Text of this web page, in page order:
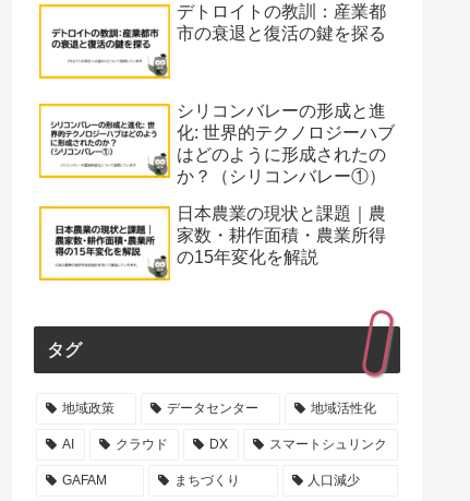
デトロイトの教訓：産業都
市の衰退と復活の鍵を探る
シリコンバレーの形成と進
化: 世界的テクノロジーハブ
はどのように形成されたの
か？（シリコンバレー①）
日本農業の現状と課題｜農
家数・耕作面積・農業所得
の15年変化を解説
タグ
地域政策 データセンター 地域活性化
AI クラウド DX スマートシュリンク
GAFAM まちづくり 人口減少